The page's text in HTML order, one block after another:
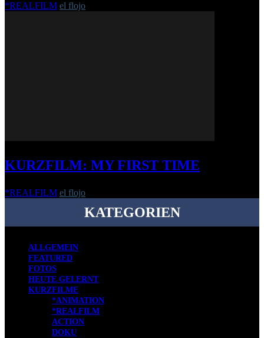
*REALFILM el flojo
KURZFILM: MY FIRST TIME
*REALFILM el flojo
KATEGORIEN
ALLGEMEIN
FEATURED
FOTOS
HEUTE GELERNT
KURZFILME
*ANIMATION
*REALFILM
ACTION
DOKU